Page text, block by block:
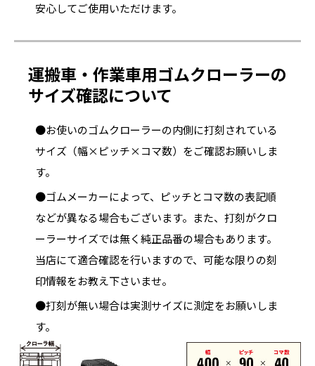
安心してご使用いただけます。
運搬車・作業車用ゴムクローラーの
サイズ確認について
●お使いのゴムクローラーの内側に打刻されている
サイズ（幅×ピッチ×コマ数）をご確認お願いしま
す。
●ゴムメーカーによって、ピッチとコマ数の表記順
などが異なる場合もございます。また、打刻がクロ
ーラーサイズでは無く純正品番の場合もあります。
当店にて適合確認を行いますので、可能な限りの刻
印情報をお教え下さいませ。
●打刻が無い場合は実測サイズに測定をお願いしま
す。